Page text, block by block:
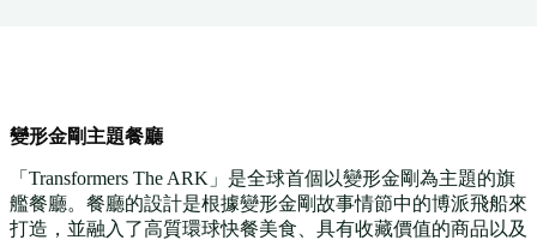
變形金剛主題餐廳
「Transformers The ARK」是全球首個以變形金剛為主題的旗
艦餐廳。餐廳的設計是根據變形金剛故事情節中的博派飛船來
打造，並融入了高質環球快餐美食、具有收藏價值的商品以及